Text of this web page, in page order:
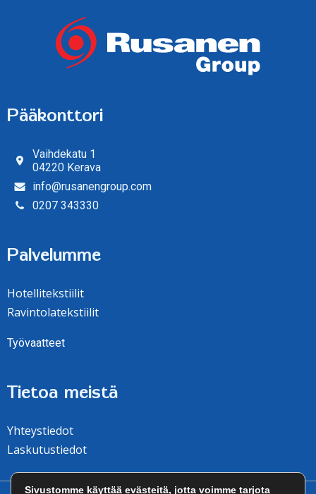
Pääkonttori
Vaihdekatu 1
04220 Kerava
info@rusanengroup.com
0207 343330
Palvelumme
Hotellitekstiilit
Ravintolatekstiilit
Työvaatteet
Tietoa meistä
Yhteystiedot
Laskutustiedot
Sivustomme käyttää evästeitä, jotta voimme tarjota